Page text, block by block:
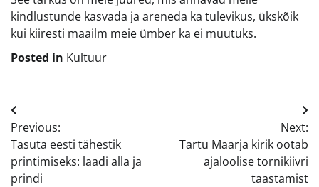
kindlustunde kasvada ja areneda ka tulevikus, ükskõik
kui kiiresti maailm meie ümber ka ei muutuks.
Posted in Kultuur
Navigeerimine
Previous:
Tasuta eesti tähestik
printimiseks: laadi alla ja
prindi
Next:
Tartu Maarja kirik ootab
ajaloolise tornikiivri
taastamist